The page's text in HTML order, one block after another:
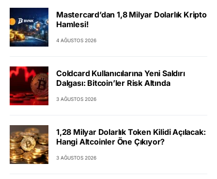
Mastercard’dan 1,8 Milyar Dolarlık Kripto
Hamlesi!
4 AĞUSTOS 2026
Coldcard Kullanıcılarına Yeni Saldırı
Dalgası: Bitcoin’ler Risk Altında
3 AĞUSTOS 2026
1,28 Milyar Dolarlık Token Kilidi Açılacak:
Hangi Altcoinler Öne Çıkıyor?
3 AĞUSTOS 2026